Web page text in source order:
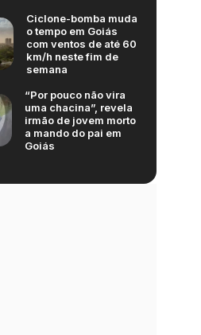
Ciclone-bomba muda
o tempo em Goiás
com ventos de até 60
km/h neste fim de
semana
“Por pouco não vira
uma chacina”, revela
irmão de jovem morto
a mando do pai em
Goiás